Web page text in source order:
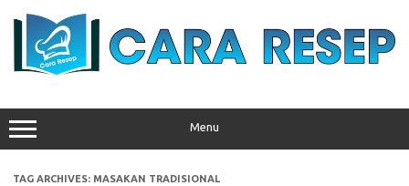
Menu
TAG ARCHIVES: MASAKAN TRADISIONAL